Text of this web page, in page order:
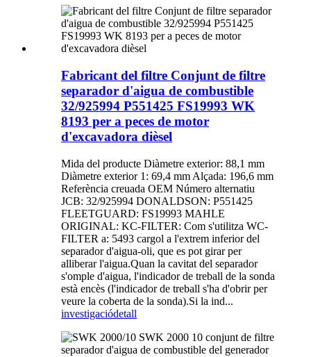
Fabricant del filtre Conjunt de filtre
separador d'aigua de combustible
32/925994 P551425 FS19993 WK
8193 per a peces de motor
d'excavadora dièsel
Mida del producte Diàmetre exterior: 88,1 mm
Diàmetre exterior 1: 69,4 mm Alçada: 196,6 mm
Referència creuada OEM Número alternatiu
JCB: 32/925994 DONALDSON: P551425
FLEETGUARD: FS19993 MAHLE
ORIGINAL: KC-FILTER: Com s'utilitza WC-
FILTER a: 5493 cargol a l'extrem inferior del
separador d'aigua-oli, que es pot girar per
alliberar l'aigua.Quan la cavitat del separador
s'omple d'aigua, l'indicador de treball de la sonda
està encès (l'indicador de treball s'ha d'obrir per
veure la coberta de la sonda).Si la ind...
investigaciódetall